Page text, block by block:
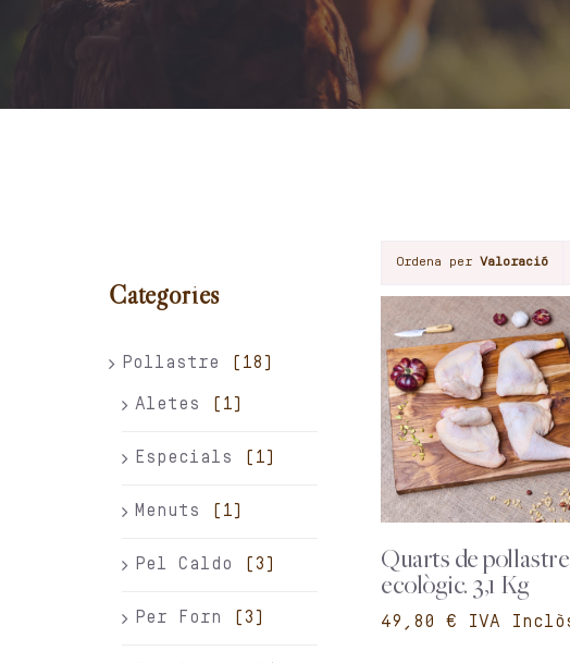
Categories
Pollastre (18)
Aletes (1)
Especials (1)
Menuts (1)
Pel Caldo (3)
Per Forn (3)
Ordena perValoració
Quarts de pollastre
ecològic. 3,1 Kg
€